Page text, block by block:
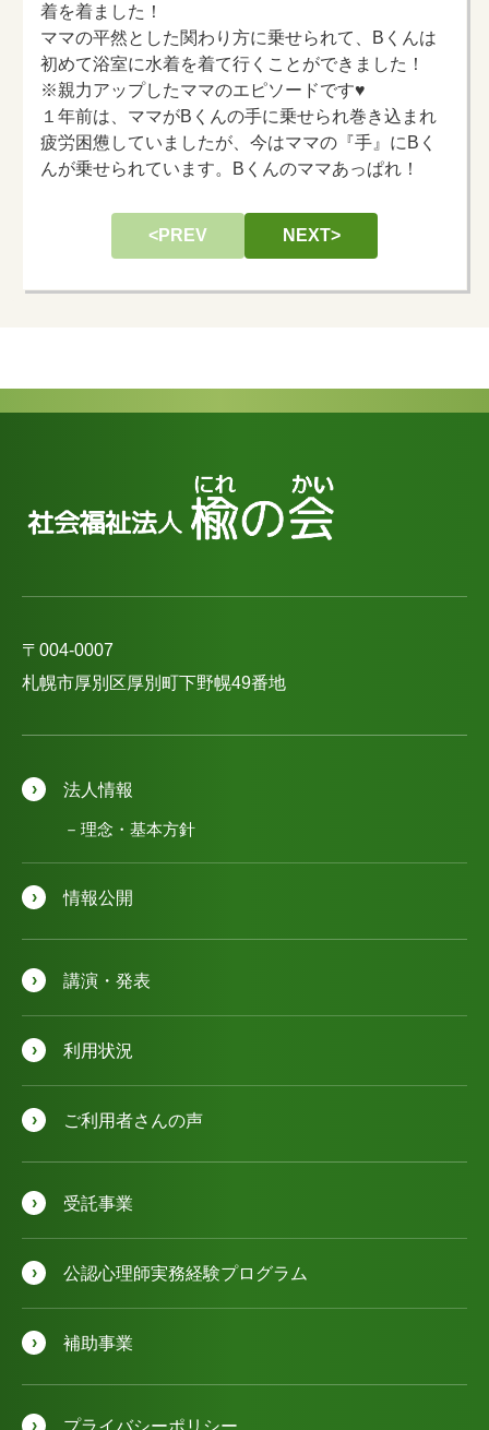
着を着ました！
ママの平然とした関わり方に乗せられて、Bくんは
初めて浴室に水着を着て行くことができました！
※親力アップしたママのエピソードです♥
１年前は、ママがBくんの手に乗せられ巻き込まれ
疲労困憊していましたが、今はママの『手』にBく
んが乗せられています。Bくんのママあっぱれ！
<PREV NEXT>
〒004-0007
札幌市厚別区厚別町下野幌49番地
法人情報
理念・基本方針
情報公開
講演・発表
利用状況
ご利用者さんの声
受託事業
公認⼼理師実務経験プログラム
補助事業